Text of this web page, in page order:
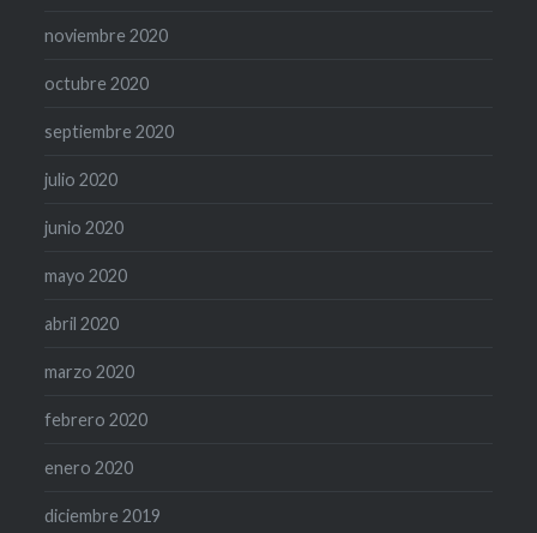
noviembre 2020
octubre 2020
septiembre 2020
julio 2020
junio 2020
mayo 2020
abril 2020
marzo 2020
febrero 2020
enero 2020
diciembre 2019